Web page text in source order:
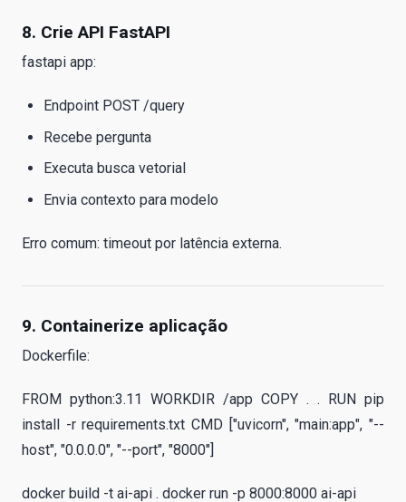
8. Crie API FastAPI
fastapi app:
Endpoint POST /query
Recebe pergunta
Executa busca vetorial
Envia contexto para modelo
Erro comum: timeout por latência externa.
9. Containerize aplicação
Dockerfile:
FROM python:3.11 WORKDIR /app COPY . . RUN pip
install -r requirements.txt CMD ["uvicorn", "main:app", "--
host", "0.0.0.0", "--port", "8000"]
docker build -t ai-api . docker run -p 8000:8000 ai-api